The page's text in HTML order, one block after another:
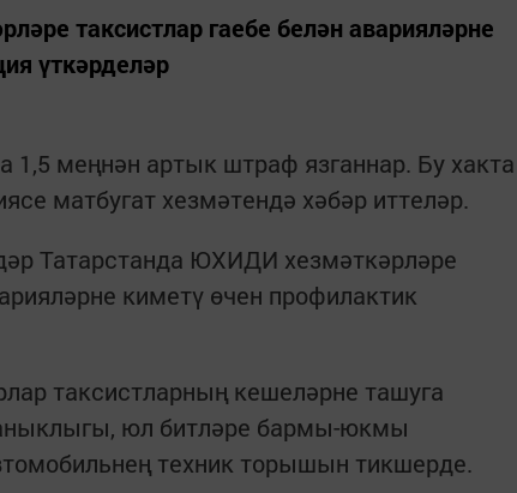
таксистлар гаебе белән аварияләрне
үткәрделәр
1,5 меңнән артык штраф язганнар. Бу хакта
матбугат хезмәтендә хәбәр иттеләр.
Татарстанда ЮХИДИ хезмәткәрләре
киметү өчен профилактик
таксистларның кешеләрне ташуга
юл битләре бармы-юкмы
техник торышын тикшерде.